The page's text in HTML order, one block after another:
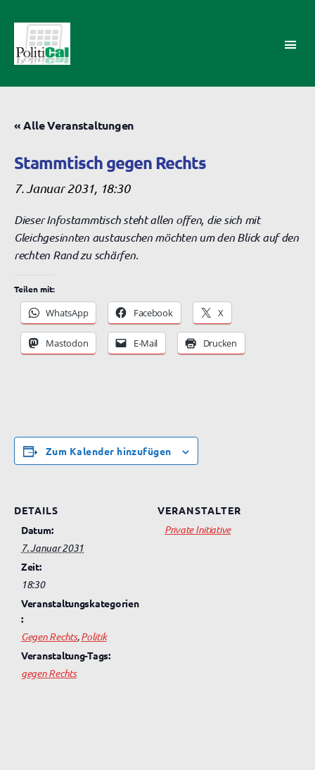
AK
« Alle Veranstaltungen
Stammtisch gegen Rechts
7. Januar 2031, 18:30
Dieser Infostammtisch steht allen offen, die sich mit
Gleichgesinnten austauschen möchten um den Blick auf den
rechten Rand zu schärfen.
Teilen mit:
WhatsApp Facebook X
Mastodon E-Mail Drucken
Zum Kalender hinzufügen
DETAILS
Datum:
7. Januar 2031
Zeit:
18:30
Veranstaltungskategorien
:
Gegen Rechts,Politik
Veranstaltung-Tags:
gegen Rechts
VERANSTALTER
Private Initiative